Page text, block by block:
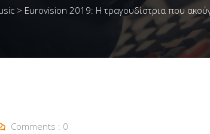
> Eurovision 2019: Η τραγουδίστρια που
Comments : 0